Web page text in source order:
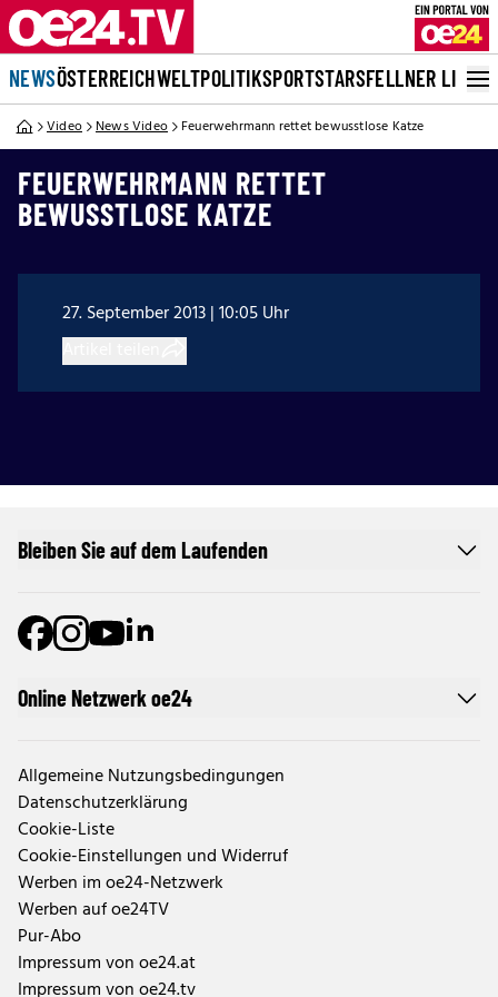
NEWSÖSTERREICHWELTPOLITIKSPORTSTARSFELLNER LIVE
Video News Video Feuerwehrmann rettet bewusstlose Katze
FEUERWEHRMANN RETTET
BEWUSSTLOSE KATZE
27. September 2013 | 10:05 Uhr
Online Netzwerk oe24
Allgemeine Nutzungsbedingungen
Datenschutzerklärung
Cookie-Liste
Cookie-Einstellungen und Widerruf
Werben im oe24-Netzwerk
Werben auf oe24TV
Pur-Abo
Impressum von oe24.at
Impressum von oe24.tv
Bleiben Sie auf dem Laufenden